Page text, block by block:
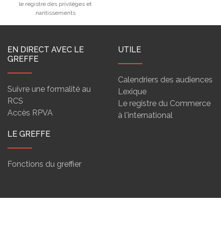
le registre des privilèges et
nantissements
EN DIRECT AVEC LE
GREFFE
Suivre une formalité au
RCS
Accès RPVA
UTILE
Calendriers des audiences
Lexique
Le registre du Commerce
à l'international
LE GREFFE
Fonctions du greffier